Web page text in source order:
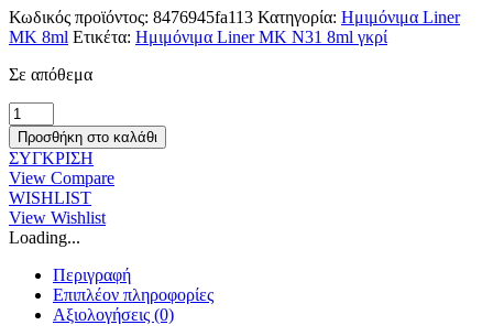
€5.00.
Κωδικός προϊόντος: 8476945fa113 Κατηγορία: Ημιμόνιμα Liner
ΜΚ 8ml Ετικέτα: Ημιμόνιμα Liner ΜΚ Ν31 8ml γκρί
Σε απόθεμα
Ημιμόνιμα
Liner
ΜΚ
Ν31
8ml
γκρί
ποσότητα
Προσθήκη στο καλάθι
ΣΥΓΚΡΙΣΗ
View Compare
WISHLIST
View Wishlist
Loading...
Περιγραφή
Επιπλέον πληροφορίες
Αξιολογήσεις (0)